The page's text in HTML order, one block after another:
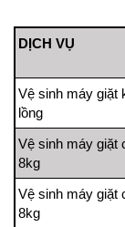
Vệ sinh máy giặt
lồng
Vệ sinh máy giặt
8kg
Vệ sinh máy giặt
8kg